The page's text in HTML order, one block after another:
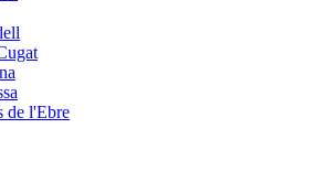
de l'Ebre